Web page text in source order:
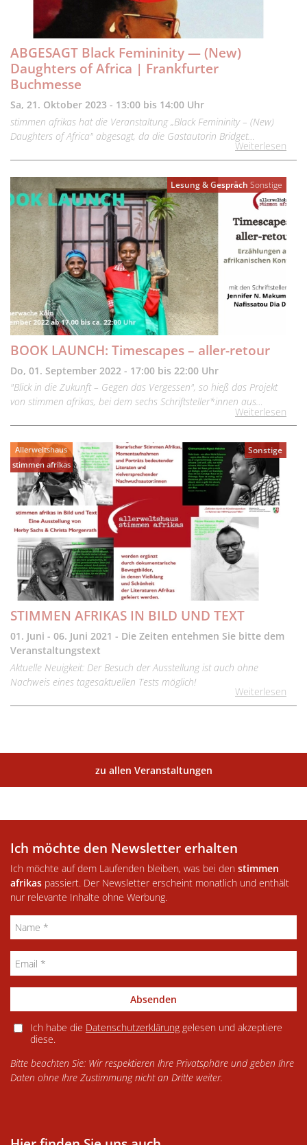
ABGESAGT Black Femininity — (New)
Daughters of Africa | Frankfurter
Buchmesse
Sa, 21. Oktober 2023 - 13:00 bis 14:00 Uhr
stimmen afrikas hat die Veranstaltung „Black Femininity – (New)
Daughters of Africa" abgesagt, da die Gastautorin Bridget…
Weiterlesen
Lesung & Gespräch Sonstige
BOOK LAUNCH: Timescapes – aller-retour
Do, 01. September 2022 - 17:00 bis 22:00 Uhr
"Blick in die Zukunft – Gegen das Vergessen", so hieß das Projekt
von stimmen afrikas, bei dem sechs Schriftsteller*innen aus…
Weiterlesen
Allerweltshaus
stimmen afrikas
Sonstige
STIMMEN AFRIKAS IN BILD UND TEXT
01. Juni - 06. Juni 2021 - Die Zeiten entehmen Sie bitte dem
Veranstaltungstext
Aktuelle Neuigkeit: Der Besuch der Ausstellung ist auch ohne
Nachweis eines tagesaktuellen Tests möglich!
Weiterlesen
zu allen Veranstaltungen
Ich möchte den Newsletter erhalten
Ich möchte auf dem Laufenden bleiben, was bei den stimmen
afrikas passiert. Der Newsletter erscheint monatlich und enthält
nur relevante Inhalte ohne Werbung.
Absenden
Ich habe die Datenschutzerklärunggelesen und akzeptiere
diese.
Bitte beachten Sie: Wir respektieren Ihre Privatsphäre und geben Ihre
Daten ohne Ihre Zustimmung nicht an Dritte weiter.